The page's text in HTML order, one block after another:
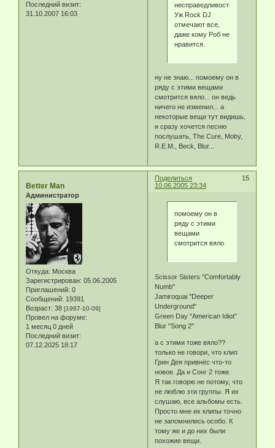
Последний визит:
31.10.2007 16:03
несправедливость!!
Уж Rock DJ
отмечают все,
даже кому Роб не
нравится.
ну не знаю... помоему он в
ряду с этими вещами
смотрится вяло... он ведь
ничего не изменил... а
некоторые вещи тут видишь,
и сразу хочется песню
послушать, The Cure, Moby,
R.E.M., Beck, Blur...
Поделиться
15
10.06.2005 23:34
Better Man
Администратор
Откуда: Москва
Зарегистрирован: 05.06.2005
Приглашений: 0
Сообщений: 19391
Возраст: 38 [1987-10-09]
Провел на форуме:
1 месяц 0 дней
Последний визит:
07.12.2025 18:17
помоему он в
ряду с этими
вещами
смотрится вяло
Scissor Sisters "Comfortably
Numb"
Jamiroquai "Deeper
Underground"
Green Day "American Idiot"
Blur "Song 2"
а с этими тоже вяло??
только не говори, что клип
Грин Дея привнёс что-то
новое. Да и Сонг 2 тоже.
Я так говорю не потому, что
не люблю эти группы. Я их
слушаю, все альбомы есть.
Просто мне их клипы точно
не запомнились особо. К
тому же и до них были
похожие вещи.